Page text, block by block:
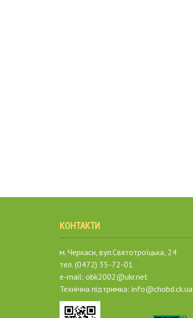
КОНТАКТИ
м. Черкаси, вул.Святотроїцька, 24
тел. (0472) 35-72-01
e-mail: obk2002@ukr.net
Технічна підтримка: info@chobd.ck.ua